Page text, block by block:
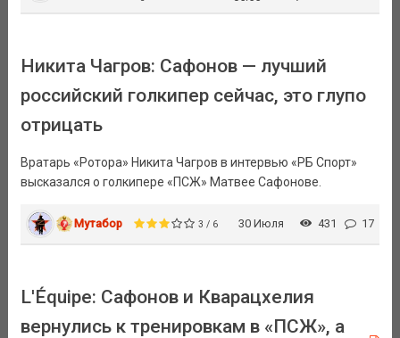
Никита Чагров: Сафонов — лучший
российский голкипер сейчас, это глупо
отрицать
Вратарь «Ротора» Никита Чагров в интервью «РБ Спорт»
высказался о голкипере «ПСЖ» Матвее Сафонове.
Мутабор 3 / 6 30 Июля 431 17
L'Équipe: Сафонов и Кварацхелия
вернулись к тренировкам в «ПСЖ», а